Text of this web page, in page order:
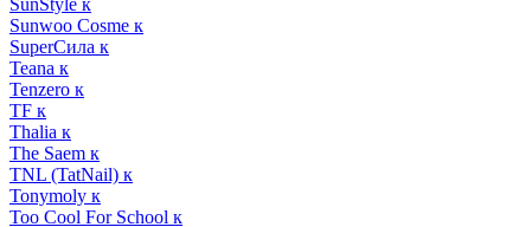
SunStyle к
Sunwoo Cosme к
SuperСила к
Teana к
Tenzero к
TF к
Thalia к
The Saem к
TNL (TatNail) к
Tonymoly к
Too Cool For School к